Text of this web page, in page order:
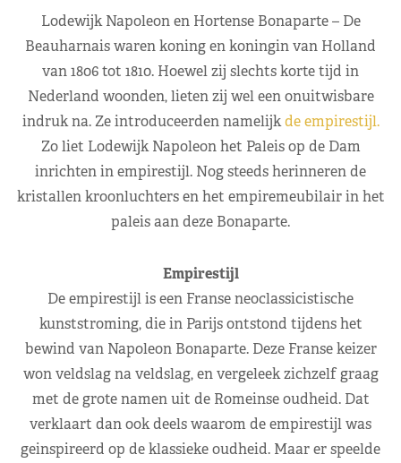
Lodewijk Napoleon en Hortense Bonaparte – De
Beauharnais waren koning en koningin van Holland
van 1806 tot 1810. Hoewel zij slechts korte tijd in
Nederland woonden, lieten zij wel een onuitwisbare
indruk na. Ze introduceerden namelijkde empirestijl.
Zo liet Lodewijk Napoleon het Paleis op de Dam
inrichten in empirestijl. Nog steeds herinneren de
kristallen kroonluchters en het empiremeubilair in het
paleis aan deze Bonaparte.
Empirestijl
De empirestijl is een Franse neoclassicistische
kunststroming, die in Parijs ontstond tijdens het
bewind van Napoleon Bonaparte. Deze Franse keizer
won veldslag na veldslag, en vergeleek zichzelf graag
met de grote namen uit de Romeinse oudheid. Dat
verklaart dan ook deels waarom de empirestijl was
geinspireerd op de klassieke oudheid. Maar er speelde